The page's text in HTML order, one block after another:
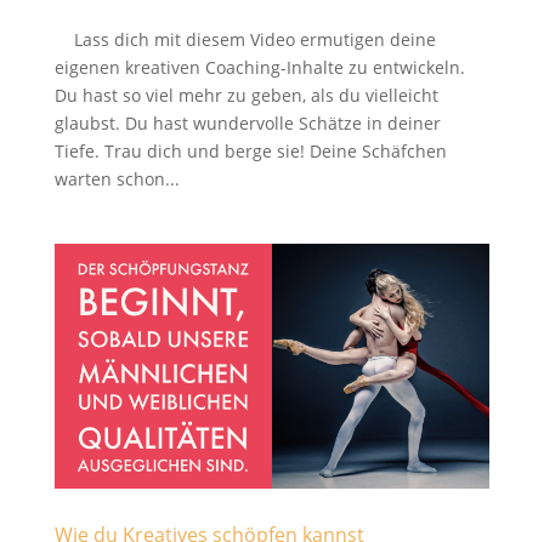
Lass dich mit diesem Video ermutigen deine
eigenen kreativen Coaching-Inhalte zu entwickeln.
Du hast so viel mehr zu geben, als du vielleicht
glaubst. Du hast wundervolle Schätze in deiner
Tiefe. Trau dich und berge sie! Deine Schäfchen
warten schon...
Wie du Kreatives schöpfen kannst